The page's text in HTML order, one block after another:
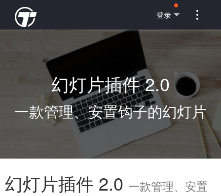
登录 
幻灯片插件 2.0
一款管理、安置钩子的幻灯片
幻灯片插件 2.0 一款管理、安置